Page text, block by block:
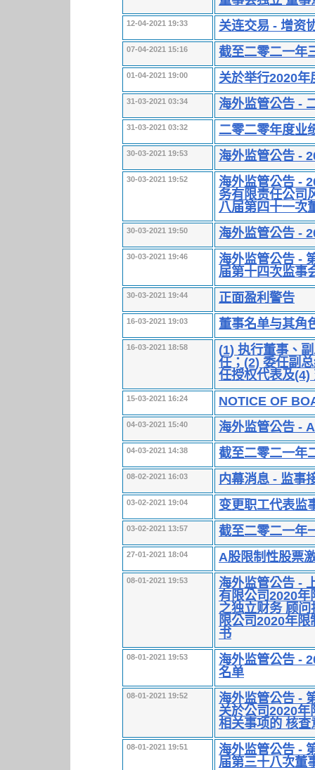
12-04-2021 19:33 关连交易 - 增资
07-04-2021 15:16 截至二零二一年
01-04-2021 19:00 关於举行2020年
31-03-2021 03:34 海外监管公告 -
31-03-2021 03:32 二零二零年度业
30-03-2021 19:53 海外监管公告 -
30-03-2021 19:52
海外监管公告 -
务有限责任公司
八届第四十一次
30-03-2021 19:50 海外监管公告 -
30-03-2021 19:46
海外监管公告 -
届第十四次监事
30-03-2021 19:44 正面盈利警告
16-03-2021 19:03 董事名单与其角
16-03-2021 18:58
(1) 执行董事、
任；(2) 委任副
任授权代表及(4)
15-03-2021 16:24 NOTICE OF
04-03-2021 15:40 海外监管公告 -
04-03-2021 14:38 截至二零二一年
08-02-2021 16:03 内幕消息 - 监事
03-02-2021 19:04 变更职工代表监
03-02-2021 13:57 截至二零二一年
27-01-2021 18:04 A股限制性股票
08-01-2021 19:53
海外监管公告 -
有限公司2020年
之独立财务 顾
限公司2020年
书
08-01-2021 19:53
海外监管公告 -
名单
08-01-2021 19:52
海外监管公告 -
关於公司2020
相关事项的 核查
08-01-2021 19:51
海外监管公告 -
届第三十八次董